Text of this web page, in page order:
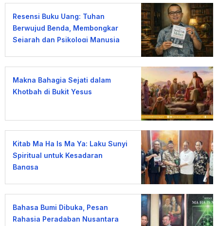
Resensi Buku Uang: Tuhan
Berwujud Benda, Membongkar
Sejarah dan Psikologi Manusia
Makna Bahagia Sejati dalam
Khotbah di Bukit Yesus
Kitab Ma Ha Is Ma Ya: Laku Sunyi
Spiritual untuk Kesadaran
Bangsa
Bahasa Bumi Dibuka, Pesan
Rahasia Peradaban Nusantara